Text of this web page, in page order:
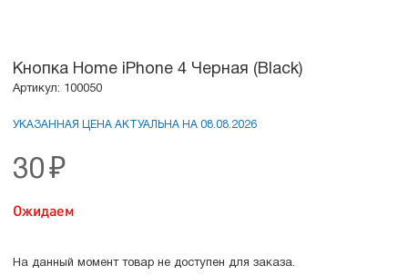
Кнопка Home iPhone 4 Черная (Black)
Артикул: 100050
УКАЗАННАЯ ЦЕНА АКТУАЛЬНА НА 08.08.2026
30 ₽
Ожидаем
На данный момент товар не доступен для заказа.